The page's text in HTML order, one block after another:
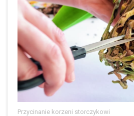
Przycinanie korzeni storczykowi